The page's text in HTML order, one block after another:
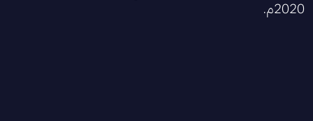
2020م.